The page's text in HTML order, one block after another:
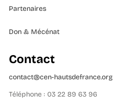
Partenaires
Don & Mécénat
Contact
contact@cen-hautsdefrance.org
Téléphone : 03 22 89 63 96